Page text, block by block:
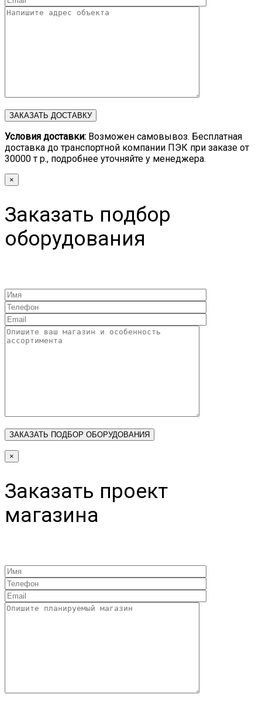
Условия доставки: Возможен самовывоз. Бесплатная
доставка до транспортной компании ПЭК при заказе от
30000 т р., подробнее уточняйте у менеджера.
×
Заказать подбор
оборудования
×
Заказать проект
магазина